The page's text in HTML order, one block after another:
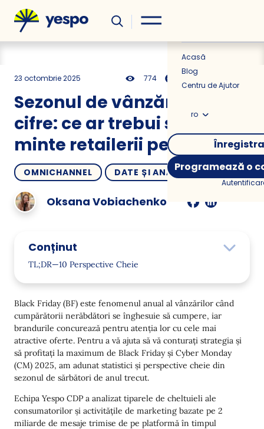
Acasă
Blog
Centru de Ajutor
ro
Programează o
23 octombrie 2025 774 22 min
OMNICHANNEL DATE ȘI ANALIZĂ IDEI
Sezonul de vânzări 2024 în
cifre: ce ar trebui să țină
minte retailerii pentru 2025
Oksana Vobiachenko
Conținut
TL;DR—10 Perspective Cheie
Cât de Mult Durează cu Adevărat Sezonul
Reducerilor?
Cum Am Colectat Aceste Date
Termeni Cheie Folosiți
Cum S-a Schimbat Comportamentul Clienților Yespo
Preferințe pentru Canale
Cum Recomandările AI au Devenit un Motor de
Creștere în 2024–2025
Black Friday (BF) este fenomenul anual al vânzărilor când
cumpărătorii nerăbdători se înghesuie să cumpere, iar
brandurile concurează pentru atenția lor cu cele mai
atractive oferte. Pentru a vă ajuta să vă conturați strategia și
să profitați la maximum de Black Friday și Cyber Monday
(CM) 2025, am adunat statistici și perspective cheie din
sezonul de sărbători de anul trecut.
Echipa Yespo CDP a analizat tiparele de cheltuieli ale
consumatorilor și activitățile de marketing bazate pe 2
miliarde de mesaje trimise de pe platformă în timpul